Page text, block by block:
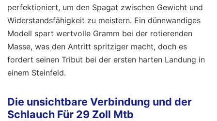
perfektioniert, um den Spagat zwischen Gewicht und
Widerstandsfähigkeit zu meistern. Ein dünnwandiges
Modell spart wertvolle Gramm bei der rotierenden
Masse, was den Antritt spritziger macht, doch es
fordert seinen Tribut bei der ersten harten Landung in
einem Steinfeld.
Die unsichtbare Verbindung und der
Schlauch Für 29 Zoll Mtb